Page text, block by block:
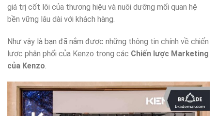
giá trị cốt lõi của thương hiệu và nuôi dưỡng mối quan hệ
bền vững lâu dài với khách hàng.
Như vậy là bạn đã nắm được những thông tin chính về chiến
lược phân phối của Kenzo trong các Chiến lược Marketing
của Kenzo